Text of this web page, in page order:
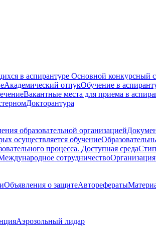
в аспирантуре Основной конкурсный
Академический отпукОбучение в
Вакантные места для приема в
Докторантура
образовательной организацией
осуществляется обучение
процесса. Доступная среда
сотрудничество
Объявления о защитеАвторефераты
Аэрозольный лидар